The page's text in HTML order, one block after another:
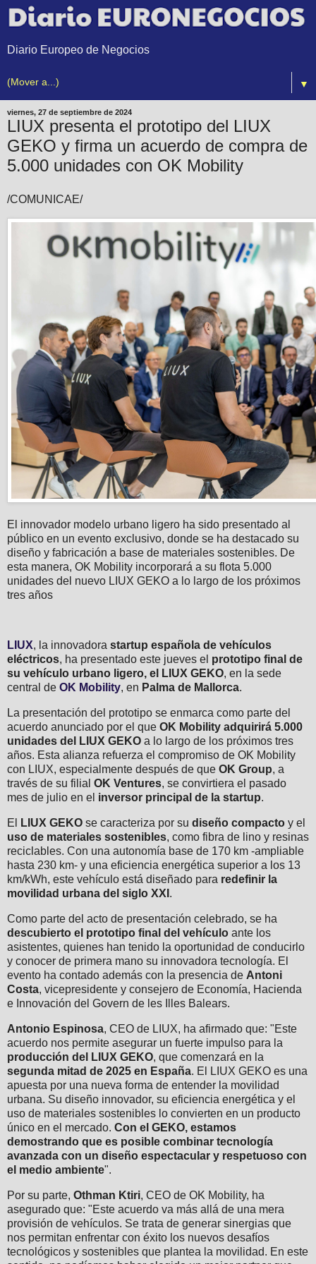
Diario Europeo de Negocios
▼
viernes, 27 de septiembre de 2024
LIUX presenta el prototipo del LIUX
GEKO y firma un acuerdo de compra de
5.000 unidades con OK Mobility
/COMUNICAE/
El innovador modelo urbano ligero ha sido presentado al
público en un evento exclusivo, donde se ha destacado su
diseño y fabricación a base de materiales sostenibles. De
esta manera, OK Mobility incorporará a su flota 5.000
unidades del nuevo LIUX GEKO a lo largo de los próximos
tres años
LIUX, la innovadora startup española de vehículos
eléctricos, ha presentado este jueves el prototipo final de
su vehículo urbano ligero, el LIUX GEKO, en la sede
central de OK Mobility, en Palma de Mallorca.
La presentación del prototipo se enmarca como parte del
acuerdo anunciado por el que OK Mobility adquirirá 5.000
unidades del LIUX GEKO a lo largo de los próximos tres
años. Esta alianza refuerza el compromiso de OK Mobility
con LIUX, especialmente después de que OK Group, a
través de su filial OK Ventures, se convirtiera el pasado
mes de julio en el inversor principal de la startup.
El LIUX GEKO se caracteriza por su diseño compacto y el
uso de materiales sostenibles, como fibra de lino y resinas
reciclables. Con una autonomía base de 170 km -ampliable
hasta 230 km- y una eficiencia energética superior a los 13
km/kWh, este vehículo está diseñado para redefinir la
movilidad urbana del siglo XXI .
Como parte del acto de presentación celebrado, se ha
descubierto el prototipo final del vehículo ante los
asistentes, quienes han tenido la oportunidad de conducirlo
y conocer de primera mano su innovadora tecnología. El
evento ha contado además con la presencia de Antoni
Costa, vicepresidente y consejero de Economía, Hacienda
e Innovación del Govern de les Illes Balears.
Antonio Espinosa, CEO de LIUX, ha afirmado que: "Este
acuerdo nos permite asegurar un fuerte impulso para la
producción del LIUX GEKO, que comenzará en la
segunda mitad de 2025 en España. El LIUX GEKO es una
apuesta por una nueva forma de entender la movilidad
urbana. Su diseño innovador, su eficiencia energética y el
uso de materiales sostenibles lo convierten en un producto
único en el mercado. Con el GEKO, estamos
demostrando que es posible combinar tecnología
avanzada con un diseño espectacular y respetuoso con
el medio ambiente".
Por su parte, Othman Ktiri, CEO de OK Mobility, ha
asegurado que: "Este acuerdo va más allá de una mera
provisión de vehículos. Se trata de generar sinergias que
nos permitan enfrentar con éxito los nuevos desafíos
tecnológicos y sostenibles que plantea la movilidad. En este